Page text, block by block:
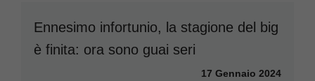
Ennesimo infortunio, la stagione del big
è finita: ora sono guai seri
17 Gennaio 2024